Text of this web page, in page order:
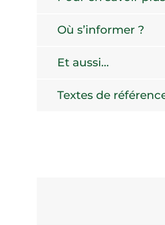
Où s’informer ?
Et aussi…
Textes de